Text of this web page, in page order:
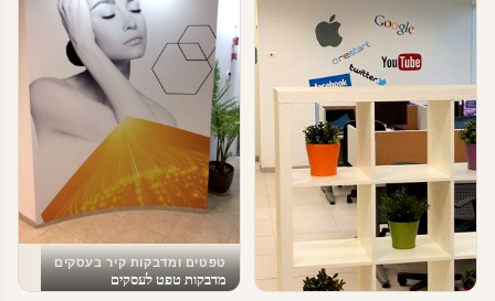
טפטים ומדבקות קיר בעסקים
מדבקות טפט לעסקים